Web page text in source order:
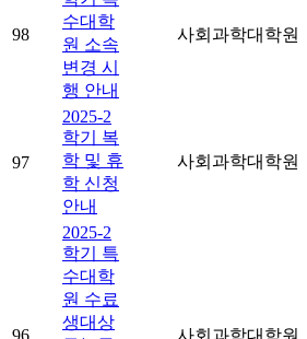
98
수대학
원 소속
변경 시
행 안내
사회과학대학원
97
2025-2
학기 복
학 및 휴
학 신청
안내
사회과학대학원
96
2025-2
학기 특
수대학
원 수료
생대상
사회과학대학원